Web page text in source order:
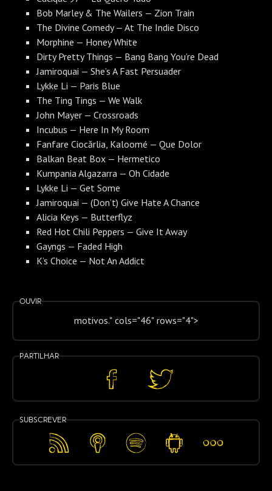
Bob Marley & The Wailers — Zion Train
The Divine Comedy — At The Indie Disco
Morphine — Honey White
Dirty Pretty Things — Bang Bang You’re Dead
Jamiroquai — She’s A Fast Persuader
Lykke Li — Paris Blue
The Ting Tings — We Walk
John Mayer — Crossroads
Incubus — Here In My Room
Fanfare Ciocărlia, Kaloomé — Que Dolor
Balkan Beat Box — Hermetico
Kumpania Algazarra — Oh Cidade
Lykke Li — Get Some
Jamiroquai — (Don’t) Give Hate A Chance
Alicia Keys — Butterflyz
Red Hot Chili Peppers — Give It Away
Gayngs — Faded High
K’s Choice — Not An Addict
Ouvir
motivos." cols="46" rows="4">
Partilhar
Partilhar
no
Partilhar
no
Subscrever
Feed
RSS
Apple
Podcasts
Spotify Android